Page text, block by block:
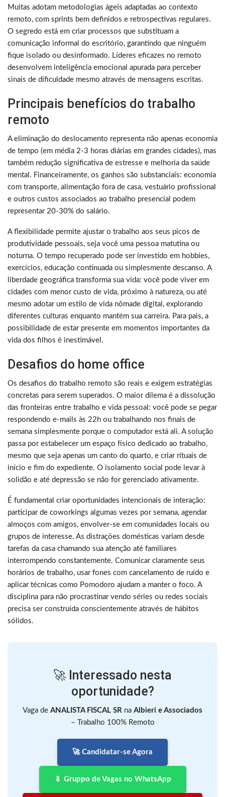
Muitas adotam metodologias ágeis adaptadas ao contexto
remoto, com sprints bem definidos e retrospectivas regulares.
O segredo está em criar processos que substituam a
comunicação informal do escritório, garantindo que ninguém
fique isolado ou desinformado. Líderes eficazes no remoto
desenvolvem inteligência emocional apurada para perceber
sinais de dificuldade mesmo através de mensagens escritas.
Principais benefícios do trabalho
remoto
A eliminação do deslocamento representa não apenas economia
de tempo (em média 2-3 horas diárias em grandes cidades), mas
também redução significativa de estresse e melhoria da saúde
mental. Financeiramente, os ganhos são substanciais: economia
com transporte, alimentação fora de casa, vestuário profissional
e outros custos associados ao trabalho presencial podem
representar 20-30% do salário.
A flexibilidade permite ajustar o trabalho aos seus picos de
produtividade pessoais, seja você uma pessoa matutina ou
noturna. O tempo recuperado pode ser investido em hobbies,
exercícios, educação continuada ou simplesmente descanso. A
liberdade geográfica transforma sua vida: você pode viver em
cidades com menor custo de vida, próximo à natureza, ou até
mesmo adotar um estilo de vida nômade digital, explorando
diferentes culturas enquanto mantém sua carreira. Para pais, a
possibilidade de estar presente em momentos importantes da
vida dos filhos é inestimável.
Desafios do home office
Os desafios do trabalho remoto são reais e exigem estratégias
concretas para serem superados. O maior dilema é a dissolução
das fronteiras entre trabalho e vida pessoal: você pode se pegar
respondendo e-mails às 22h ou trabalhando nos finais de
semana simplesmente porque o computador está ali. A solução
passa por estabelecer um espaço físico dedicado ao trabalho,
mesmo que seja apenas um canto do quarto, e criar rituais de
início e fim do expediente. O isolamento social pode levar à
solidão e até depressão se não for gerenciado ativamente.
É fundamental criar oportunidades intencionais de interação:
participar de coworkings algumas vezes por semana, agendar
almoços com amigos, envolver-se em comunidades locais ou
grupos de interesse. As distrações domésticas variam desde
tarefas da casa chamando sua atenção até familiares
interrompendo constantemente. Comunicar claramente seus
horários de trabalho, usar fones com cancelamento de ruído e
aplicar técnicas como Pomodoro ajudam a manter o foco. A
disciplina para não procrastinar vendo séries ou redes sociais
precisa ser construída conscientemente através de hábitos
sólidos.
🚀 Interessado nesta
oportunidade?
Vaga de ANALISTA FISCAL SR na Albieri e Associados
– Trabalho 100% Remoto
🚀 Candidatar-se Agora
📱 Gruppo de Vagas no WhatsApp